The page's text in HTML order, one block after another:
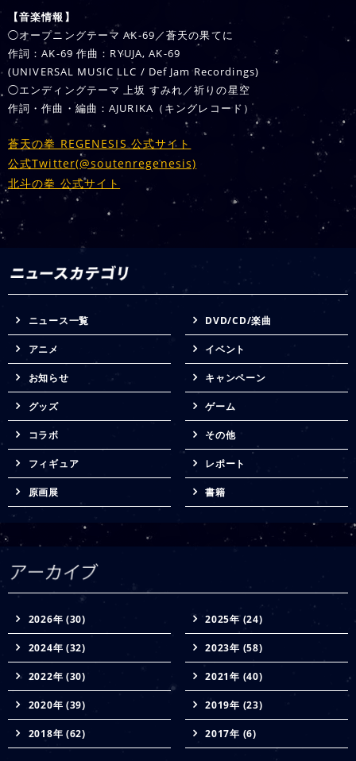
【音楽情報】
◯オープニングテーマ AK-69／蒼天の果てに
作詞：AK-69 作曲：RYUJA, AK-69
(UNIVERSAL MUSIC LLC / Def Jam Recordings)
◯エンディングテーマ 上坂 すみれ／祈りの星空
作詞・作曲・編曲：AJURIKA（キングレコード）
蒼天の拳 REGENESIS 公式サイト
公式Twitter(@soutenregenesis)
北斗の拳 公式サイト
ニュース一覧 DVD/CD/楽曲
アニメ イベント
お知らせ キャンペーン
グッズ ゲーム
コラボ その他
フィギュア レポート
原画展 書籍
2026年 (30) 2025年 (24)
2024年 (32) 2023年 (58)
2022年 (30) 2021年 (40)
2020年 (39) 2019年 (23)
2018年 (62) 2017年 (6)